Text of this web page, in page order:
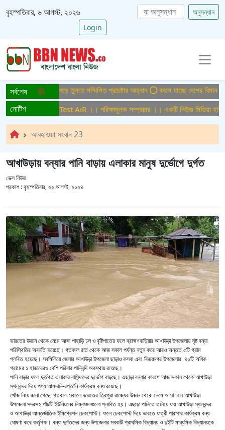
বৃহস্পতিবার, ৬ আগস্ট, ২০২৬
অনুসন্ধান
Login
সর্বশেষবাংলাদেশ গড়ে তুলতে সম্মিলিত প্রচেষ্টার আহ্বান বদলে যাচ্ছে দেশের বিমান ও
নোটিশ
সম্প্রচার ।। Test AiR ।। পরিক্ষামুলক সম্প্রচার ।। একটি নিউজ মিডিয়া
আবহাওয়া সংবাদ 23
আখাউড়ায় বন্যার পানি বাড়ায় এলাকার মানুষ দুর্ভোগে দুর্গত
ডেক্স নিউজ
প্রকাশ :বৃহস্পতিবার, ২২ আগস্ট, ২০২৪
ভারতের উজান থেকে নেমে আসা পাহাড়ি ঢল ও বৃষ্টিপাতের ফলে ব্রাহ্মণবাড়িয়ার আখাউড়া উপজেলায় সৃষ্ট বন্যা
পরিস্থিতির অবনতি হয়েছে। গতকাল রাত থেকে আজ সকাল পর্যন্ত নতুন করে আরও অন্তত ৫টি গ্রাম
প্লবিত হয়েছে। সবমিলিয়ে জেলার আখাউড়া উপজেলা ছাড়াও কসবা এবং বিজয়নগর উপজেলার ৪০টি অধিক
গ্রামের ১ হাজারেরও বেশি পরিবার পানিবন্দি অবস্থায় রয়েছে।
পানি বাড়ার ফলে দুর্তগত এলাকার বাসিন্দাদের দুর্ভোগ বাড়ছে। এছাড়া বন্যার কারণে আজ সকাল থেকে আখাউড়া
স্থলবন্দর দিয়ে পণ্য আমদানি-রপ্তানি কার্যক্রম বন্ধ রয়েছে।
খোঁজ নিয়ে জানা গেছে, গতকাল সকালে ভারতের ত্রিপুরা রাজ্যের উজান থেকে নেমে আসা ঢলে আখাউড়া
উপজেলা সদরসহ পাঁচটি ইউনিয়নের নিম্নাঞ্চলগুলো প্লাবিত হয়। এছাড়া পানিতে তলিয়ে যায় আখাউড়া স্থলবন্দর
ও আখাউড়া আন্তর্জাতিক ইমিগ্রেশন চেকপোস্ট। ফলে চেকপোস্ট দিয়ে ভারতে যাত্রী পারাপার কার্যক্রম বন্ধ
ঘোষণা করে কর্তৃপক্ষ। বন্যা দুর্গতদের জন্য উপজেলার সবকটি প্রাথমিক বিদ্যালয় ও দুইটি মাধ্যমিক বিদ্যালয়কে